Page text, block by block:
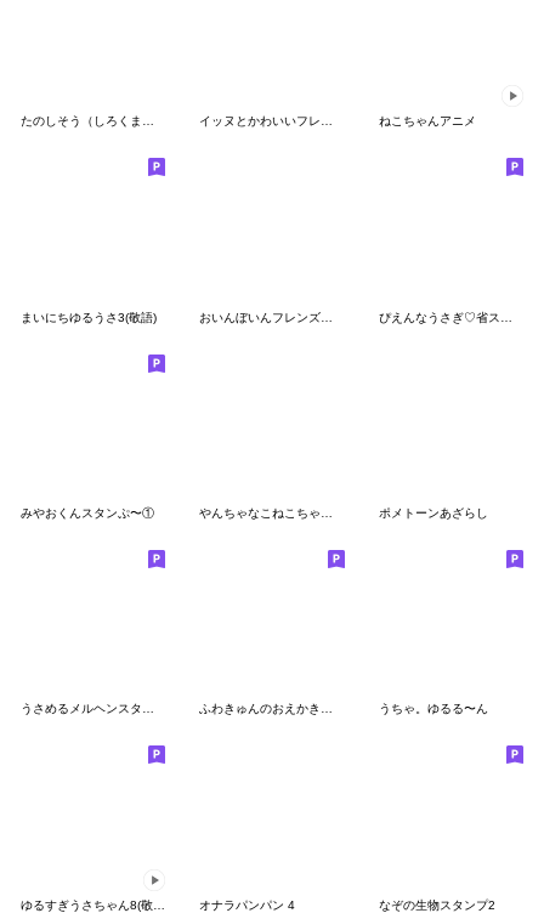
たのしそう（しろくま文字なし） イッヌとかわいいフレンズの日常。 ねこちゃんアニメ
まいにちゆるうさ3(敬語)
みやおくんスタンぷ〜① ポメトーンあざらし
うさめるメルヘンスタンプ ふわきゅんのおえかき♡おしかちゅ うちゃ。ゆるる〜ん
オナラパンパン 4 なぞの生物スタンプ2